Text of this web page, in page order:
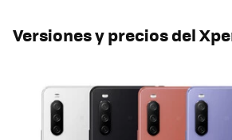
Versiones y precios del